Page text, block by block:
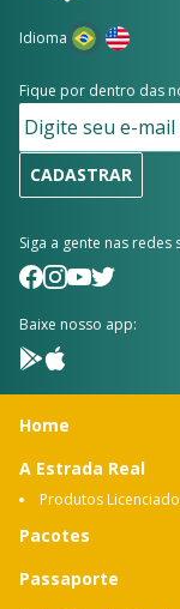
Idioma
Fique por dentro das
CADASTRAR
Siga a gente nas redes
Baixe nosso app:
Home
A Estrada Real
Produtos
Pacotes
Passaporte